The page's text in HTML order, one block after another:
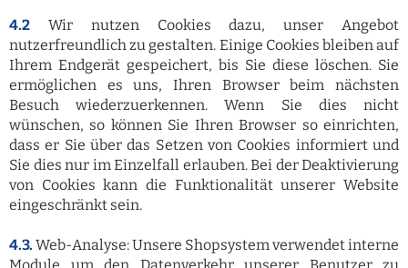
4.2
Wir nutzen Cookies dazu, unser Angebot
nutzerfreundlich zu gestalten. Einige Cookies bleiben auf
Ihrem Endgerät gespeichert, bis Sie diese löschen. Sie
ermöglichen es uns, Ihren Browser beim nächsten
Besuch wiederzuerkennen. Wenn Sie dies nicht
wünschen, so können Sie Ihren Browser so einrichten,
dass er Sie über das Setzen von Cookies informiert und
Sie dies nur im Einzelfall erlauben. Bei der Deaktivierung
von Cookies kann die Funktionalität unserer Website
eingeschränkt sein.
4.3. Web-Analyse: Unsere Shopsystem verwendet interne